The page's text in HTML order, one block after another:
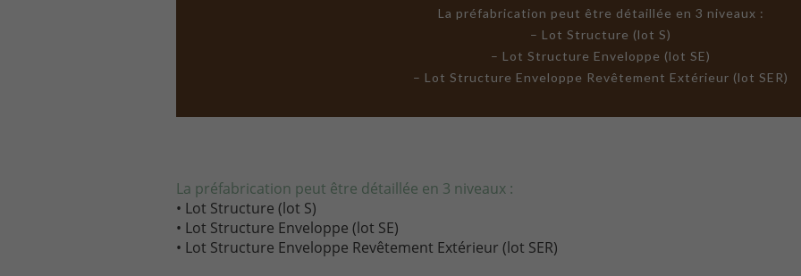
La préfabrication peut être détaillée en 3 niveaux :
– Lot Structure (lot S)
– Lot Structure Enveloppe (lot SE)
– Lot Structure Enveloppe Revêtement Extérieur (lot SER)
La préfabrication peut être détaillée en 3 niveaux :
• Lot Structure (lot S)
• Lot Structure Enveloppe (lot SE)
• Lot Structure Enveloppe Revêtement Extérieur (lot SER)